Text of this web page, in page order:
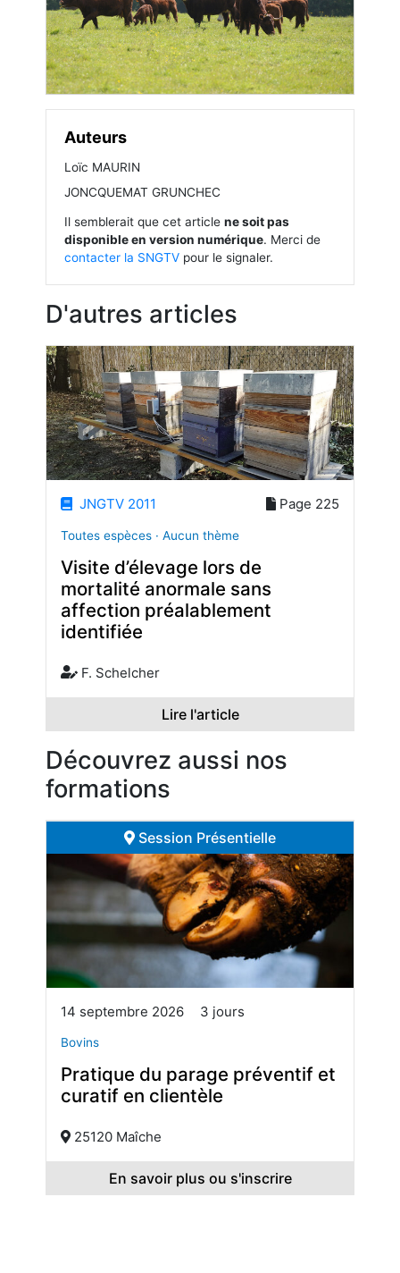
Auteurs
Loïc MAURIN
JONCQUEMAT GRUNCHEC
Il semblerait que cet article ne soit pas
disponible en version numérique. Merci de
contacter la SNGTV pour le signaler.
D'autres articles
JNGTV 2011 Page 225
Toutes espèces · Aucun thème
Visite d’élevage lors de
mortalité anormale sans
affection préalablement
identifiée
F. Schelcher
Lire l'article
Découvrez aussi nos
formations
Session Présentielle
14 septembre 2026 3 jours
Bovins
Pratique du parage préventif et
curatif en clientèle
25120 Maîche
En savoir plus ou s'inscrire